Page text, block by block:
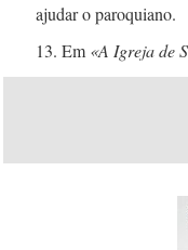
ajudar o paroquiano.
13. Em «A Igreja de